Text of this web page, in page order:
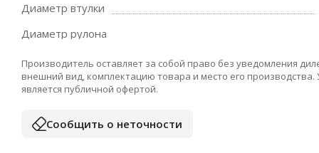
Диаметр втулки
Диаметр рулона
Производитель оставляет за собой право без уведомления
внешний вид, комплектацию товара и место его
является публичной офертой.
Сообщить о неточности